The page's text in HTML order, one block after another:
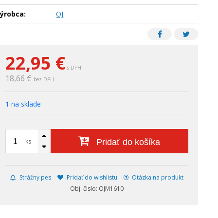
22,95 € s DPH
18,66 € bez DPH
1 na sklade
ks Pridať do košíka
Strážny pes Pridať do wishlistu
Otázka na produkt
Obj. čislo: OJM1610
OJ